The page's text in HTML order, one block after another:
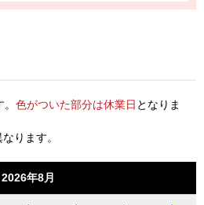
色がついた部分は休業日 となりま
ります。
2026年8月